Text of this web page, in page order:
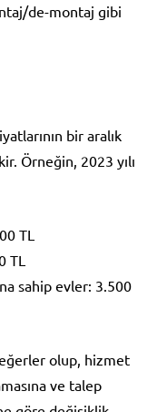
de-montaj gibi
bir aralık
Örneğin, 2023 yılı
TL
TL
sahip evler: 3.500
olup, hizmet
ve talep